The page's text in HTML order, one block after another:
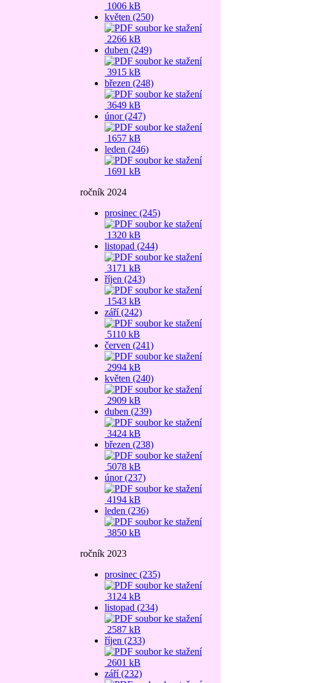
1006 kB
květen (250)
2266 kB
duben (249)
3915 kB
březen (248)
3649 kB
únor (247)
1657 kB
leden (246)
1691 kB
ročník 2024
prosinec (245)
1320 kB
listopad (244)
3171 kB
říjen (243)
1543 kB
září (242)
5110 kB
červen (241)
2994 kB
květen (240)
2909 kB
duben (239)
3424 kB
březen (238)
5078 kB
únor (237)
4194 kB
leden (236)
3850 kB
ročník 2023
prosinec (235)
3124 kB
listopad (234)
2587 kB
říjen (233)
2601 kB
září (232)